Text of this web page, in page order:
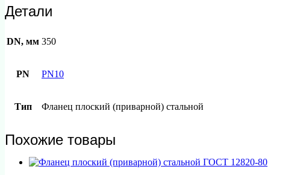
Детали
DN, мм 350
PN PN10
Тип Фланец плоский (приварной) стальной
Похожие товары